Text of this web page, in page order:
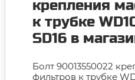
крепления
к трубке
SD16 в
Болт 90013550022
фильтров к трубке